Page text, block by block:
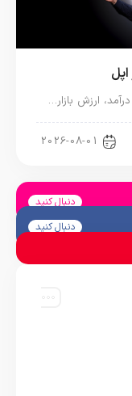
2026-08-01
دنبال کنید
دنبال کنید